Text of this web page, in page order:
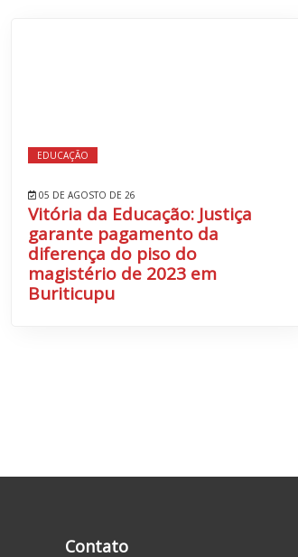
EDUCAÇÃO
05 DE AGOSTO DE 26
Vitória da Educação: Justiça
garante pagamento da
diferença do piso do
magistério de 2023 em
Buriticupu
Contato